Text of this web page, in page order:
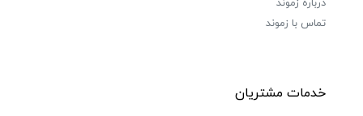
درباره زموند
تماس با زموند
خدمات مشتریان